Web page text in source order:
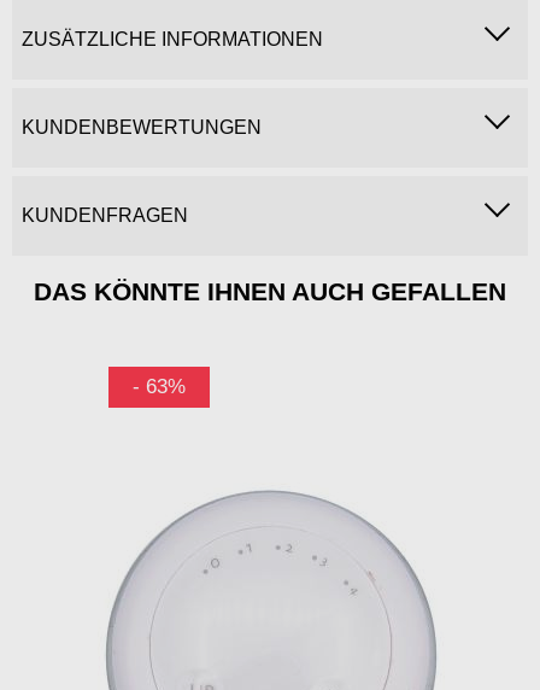
ZUSÄTZLICHE INFORMATIONEN
KUNDENBEWERTUNGEN
KUNDENFRAGEN
DAS KÖNNTE IHNEN AUCH GEFALLEN
- 63%